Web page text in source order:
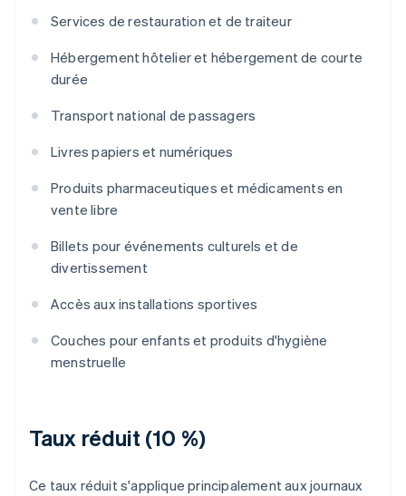
Services de restauration et de traiteur
Hébergement hôtelier et hébergement de courte
durée
Transport national de passagers
Livres papiers et numériques
Produits pharmaceutiques et médicaments en
vente libre
Billets pour événements culturels et de
divertissement
Accès aux installations sportives
Couches pour enfants et produits d'hygiène
menstruelle
Taux réduit (10 %)
Ce taux réduit s'applique principalement aux journaux